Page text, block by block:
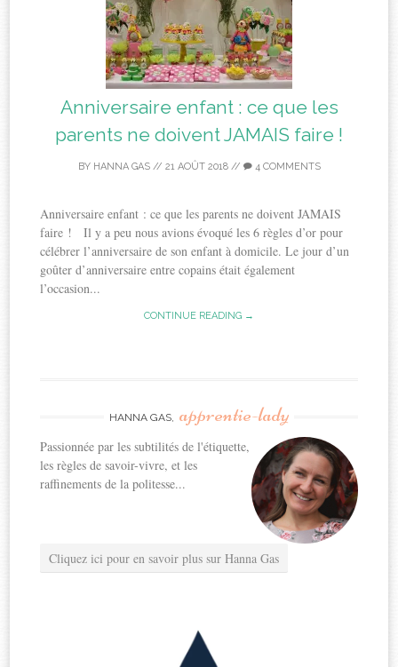
Anniversaire enfant : ce que les
parents ne doivent JAMAIS faire !
BY HANNA GAS// 21 AOÛT 2018// 4 COMMENTS
Anniversaire enfant : ce que les parents ne doivent JAMAIS
faire ! Il y a peu nous avions évoqué les 6 règles d’or pour
célébrer l’anniversaire de son enfant à domicile. Le jour d’un
goûter d’anniversaire entre copains était également
l’occasion...
CONTINUE READING →
HANNA GAS, apprentie-lady
Passionnée par les subtilités de l'étiquette,
les règles de savoir-vivre, et les
raffinements de la politesse...
Cliquez ici pour en savoir plus sur Hanna Gas